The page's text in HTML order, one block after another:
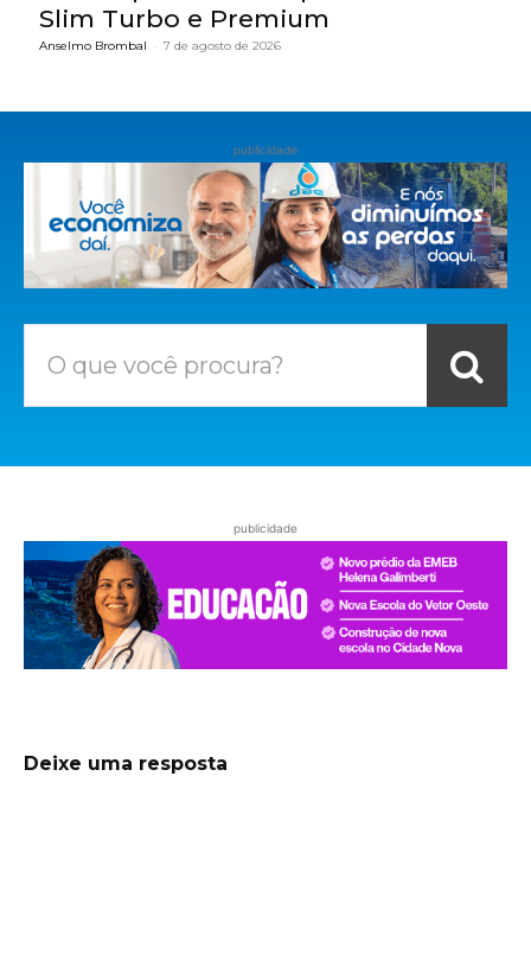
Slim Turbo e Premium
Anselmo Brombal - 7 de agosto de 2026
publicidade
O que você procura?
publicidade
Deixe uma resposta